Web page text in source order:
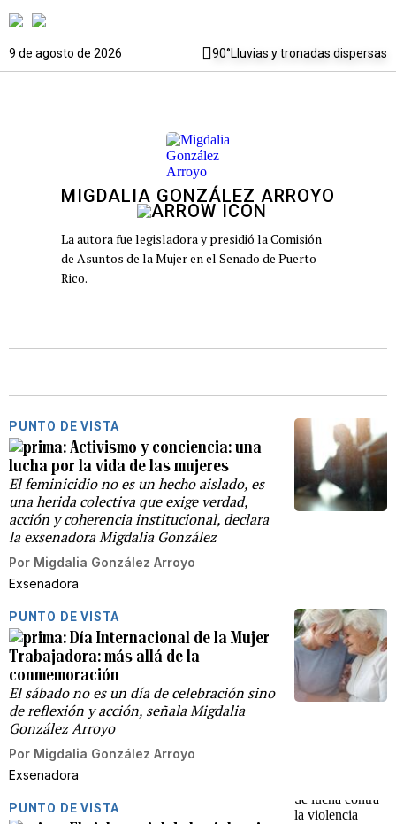
9 de agosto de 2026 90°Lluvias y tronadas dispersas
MIGDALIA GONZÁLEZ ARROYO
La autora fue legisladora y presidió la Comisión
de Asuntos de la Mujer en el Senado de Puerto
Rico.
PUNTO DE VISTA
Activismo y conciencia: una
lucha por la vida de las mujeres
El feminicidio no es un hecho aislado, es
una herida colectiva que exige verdad,
acción y coherencia institucional, declara
la exsenadora Migdalia González
Por Migdalia González Arroyo
Exsenadora
PUNTO DE VISTA
Día Internacional de la Mujer
Trabajadora: más allá de la
conmemoración
El sábado no es un día de celebración sino
de reflexión y acción, señala Migdalia
González Arroyo
Por Migdalia González Arroyo
Exsenadora
PUNTO DE VISTA